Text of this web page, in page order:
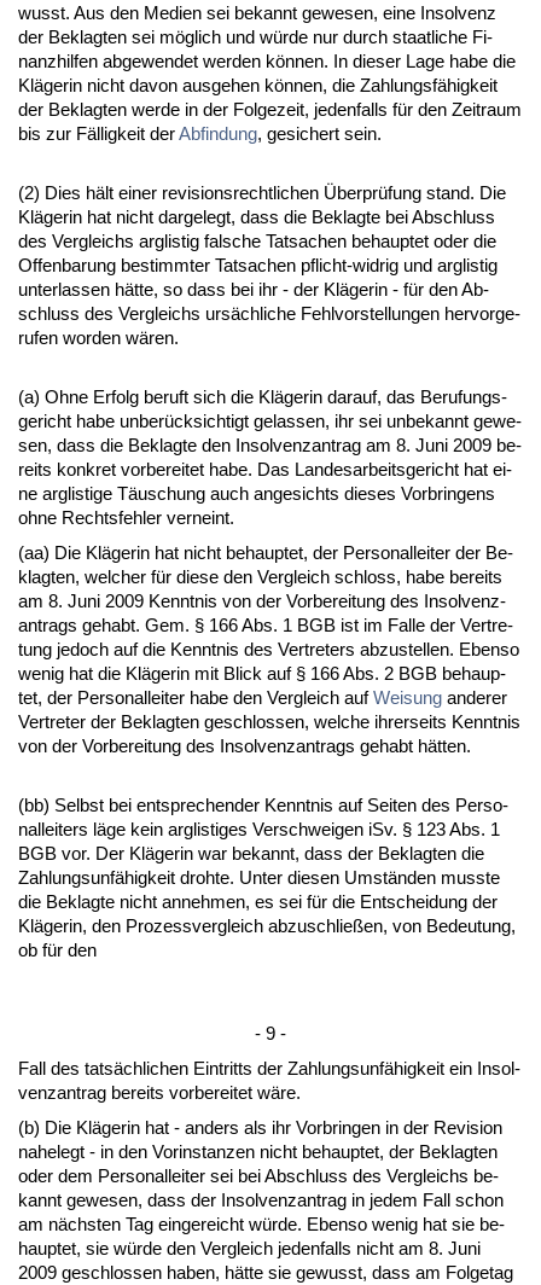
wusst. Aus den Me­di­en sei be­kannt ge­we­sen, ei­ne In­sol­venz
der Be­klag­ten sei möglich und würde nur durch staat­li­che Fi­
nanz­hil­fen ab­ge­wen­det wer­den können. In die­ser La­ge ha­be die
Kläge­rin nicht da­von aus­ge­hen können, die Zah­lungsfähig­keit
der Be­klag­ten wer­de in der Fol­ge­zeit, je­den­falls für den Zeit­raum
bis zur Fällig­keit derAb­fin­dung, ge­si­chert sein.
(2) Dies hält ei­ner re­vi­si­ons­recht­li­chen Über­prüfung stand. Die
Kläge­rin hat nicht dar­ge­legt, dass die Be­klag­te bei Ab­schluss
des Ver­gleichs arg­lis­tig fal­sche Tat­sa­chen be­haup­tet oder die
Of­fen­ba­rung be­stimm­ter Tat­sa­chen pflicht-wid­rig und arg­lis­tig
un­ter­las­sen hätte, so dass bei ihr - der Kläge­rin - für den Ab­
schluss des Ver­gleichs ursächli­che Fehl­vor­stel­lun­gen her­vor­ge­
ru­fen wor­den wären.
(a) Oh­ne Er­folg be­ruft sich die Kläge­rin dar­auf, das Be­ru­fungs­
ge­richt ha­be un­berück­sich­tigt ge­las­sen, ihr sei un­be­kannt ge­we­
sen, dass die Be­klag­te den In­sol­venz­an­trag am 8. Ju­ni 2009 be­
reits kon­kret vor­be­rei­tet ha­be. Das Lan­des­ar­beits­ge­richt hat ei­
ne arg­lis­ti­ge Täuschung auch an­ge­sichts die­ses Vor­brin­gens
oh­ne Rechts­feh­ler ver­neint.
(aa) Die Kläge­rin hat nicht be­haup­tet, der Per­so­nal­lei­ter der Be­
klag­ten, wel­cher für die­se den Ver­gleich schloss, ha­be be­reits
am 8. Ju­ni 2009 Kennt­nis von der Vor­be­rei­tung des In­sol­venz­
an­trags ge­habt. Gem. § 166 Abs. 1 BGB ist im Fal­le der Ver­tre­
tung je­doch auf die Kennt­nis des Ver­tre­ters ab­zu­stel­len. Eben­so
we­nig hat die Kläge­rin mit Blick auf § 166 Abs. 2 BGB be­haup­
tet, der Per­so­nal­lei­ter ha­be den Ver­gleich aufWei­sung an­de­rer
Ver­tre­ter der Be­klag­ten ge­schlos­sen, wel­che ih­rer­seits Kennt­nis
von der Vor­be­rei­tung des In­sol­venz­an­trags ge­habt hätten.
(bb) Selbst bei ent­spre­chen­der Kennt­nis auf Sei­ten des Per­so­
nal­lei­ters läge kein arg­lis­ti­ges Ver­schwei­gen iSv. § 123 Abs. 1
BGB vor. Der Kläge­rin war be­kannt, dass der Be­klag­ten die
Zah­lungs­unfähig­keit droh­te. Un­ter die­sen Umständen muss­te
die Be­klag­te nicht an­neh­men, es sei für die Ent­schei­dung der
Kläge­rin, den Pro­zess­ver­gleich ab­zu­sch­ließen, von Be­deu­tung,
ob für den
- 9 -
Fall des tatsächli­chen Ein­tritts der Zah­lungs­unfähig­keit ein In­sol­
venz­an­trag be­reits vor­be­rei­tet wäre.
(b) Die Kläge­rin hat - an­ders als ihr Vor­brin­gen in der Re­vi­si­on
na­he­legt - in den Vor­in­stan­zen nicht be­haup­tet, der Be­klag­ten
oder dem Per­so­nal­lei­ter sei bei Ab­schluss des Ver­gleichs be­
kannt ge­we­sen, dass der In­sol­venz­an­trag in je­dem Fall schon
am nächs­ten Tag ein­ge­reicht würde. Eben­so we­nig hat sie be­
haup­tet, sie würde den Ver­gleich je­den­falls nicht am 8. Ju­ni
2009 ge­schlos­sen ha­ben, hätte sie ge­wusst, dass am Fol­ge­tag